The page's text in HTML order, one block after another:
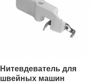
Нитевдеватель для
швейных машин